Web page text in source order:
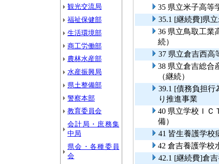
観光交流局
福祉保健部
生活環境部
商工労働部
農林水産部
水産振興局
県土整備部
警察本部
教育委員会
会計局・庶務集
中局
県会・各種委員
会
35 県立米子高等
35.1 [継続費]県
36 県立鳥取工業
続）
37 県立倉吉西高
38 県立倉吉総合
（継続）
39.1 [債務負担
り推進事業
40 県立学校ＩＣ
備）
41 皆生養護学校
42 倉吉養護学校
42.1 [継続費]倉